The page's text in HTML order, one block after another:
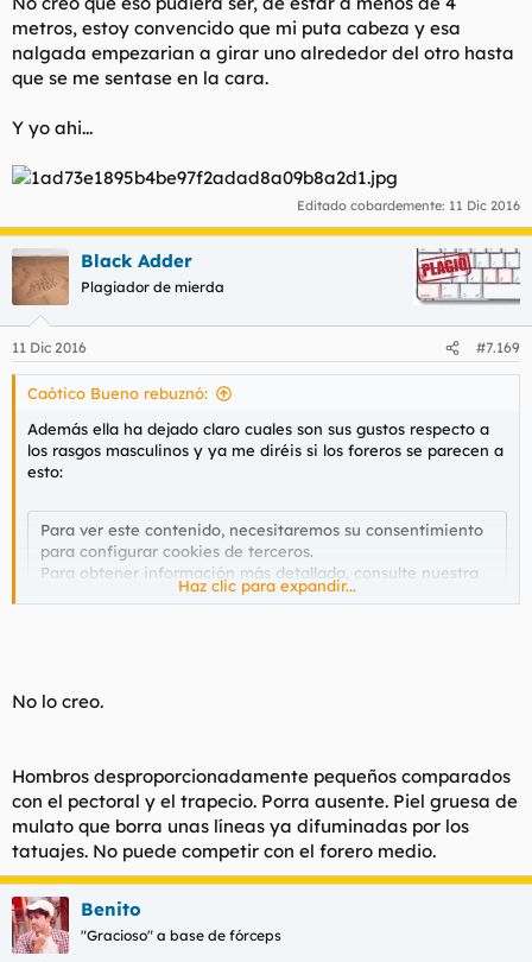
metros, estoy convencido que mi puta cabeza y esa
nalgada empezarian a girar uno alrededor del otro hasta
que se me sentase en la cara.
Y yo ahi...
Editado cobardemente: 11 Dic 2016
Black Adder
Plagiador de mierda
11 Dic 2016 #7.169
Caótico Bueno rebuznó:
Además ella ha dejado claro cuales son sus gustos respecto a
los rasgos masculinos y ya me diréis si los foreros se parecen a
esto:
Para ver este contenido, necesitaremos su consentimiento
para configurar cookies de terceros.
Para obtener información más detallada, consulte nuestra
.Haz clic para expandir...
No lo creo.
Hombros desproporcionadamente pequeños comparados
con el pectoral y el trapecio. Porra ausente. Piel gruesa de
mulato que borra unas líneas ya difuminadas por los
tatuajes. No puede competir con el forero medio.
Benito
"Gracioso" a base de fórceps